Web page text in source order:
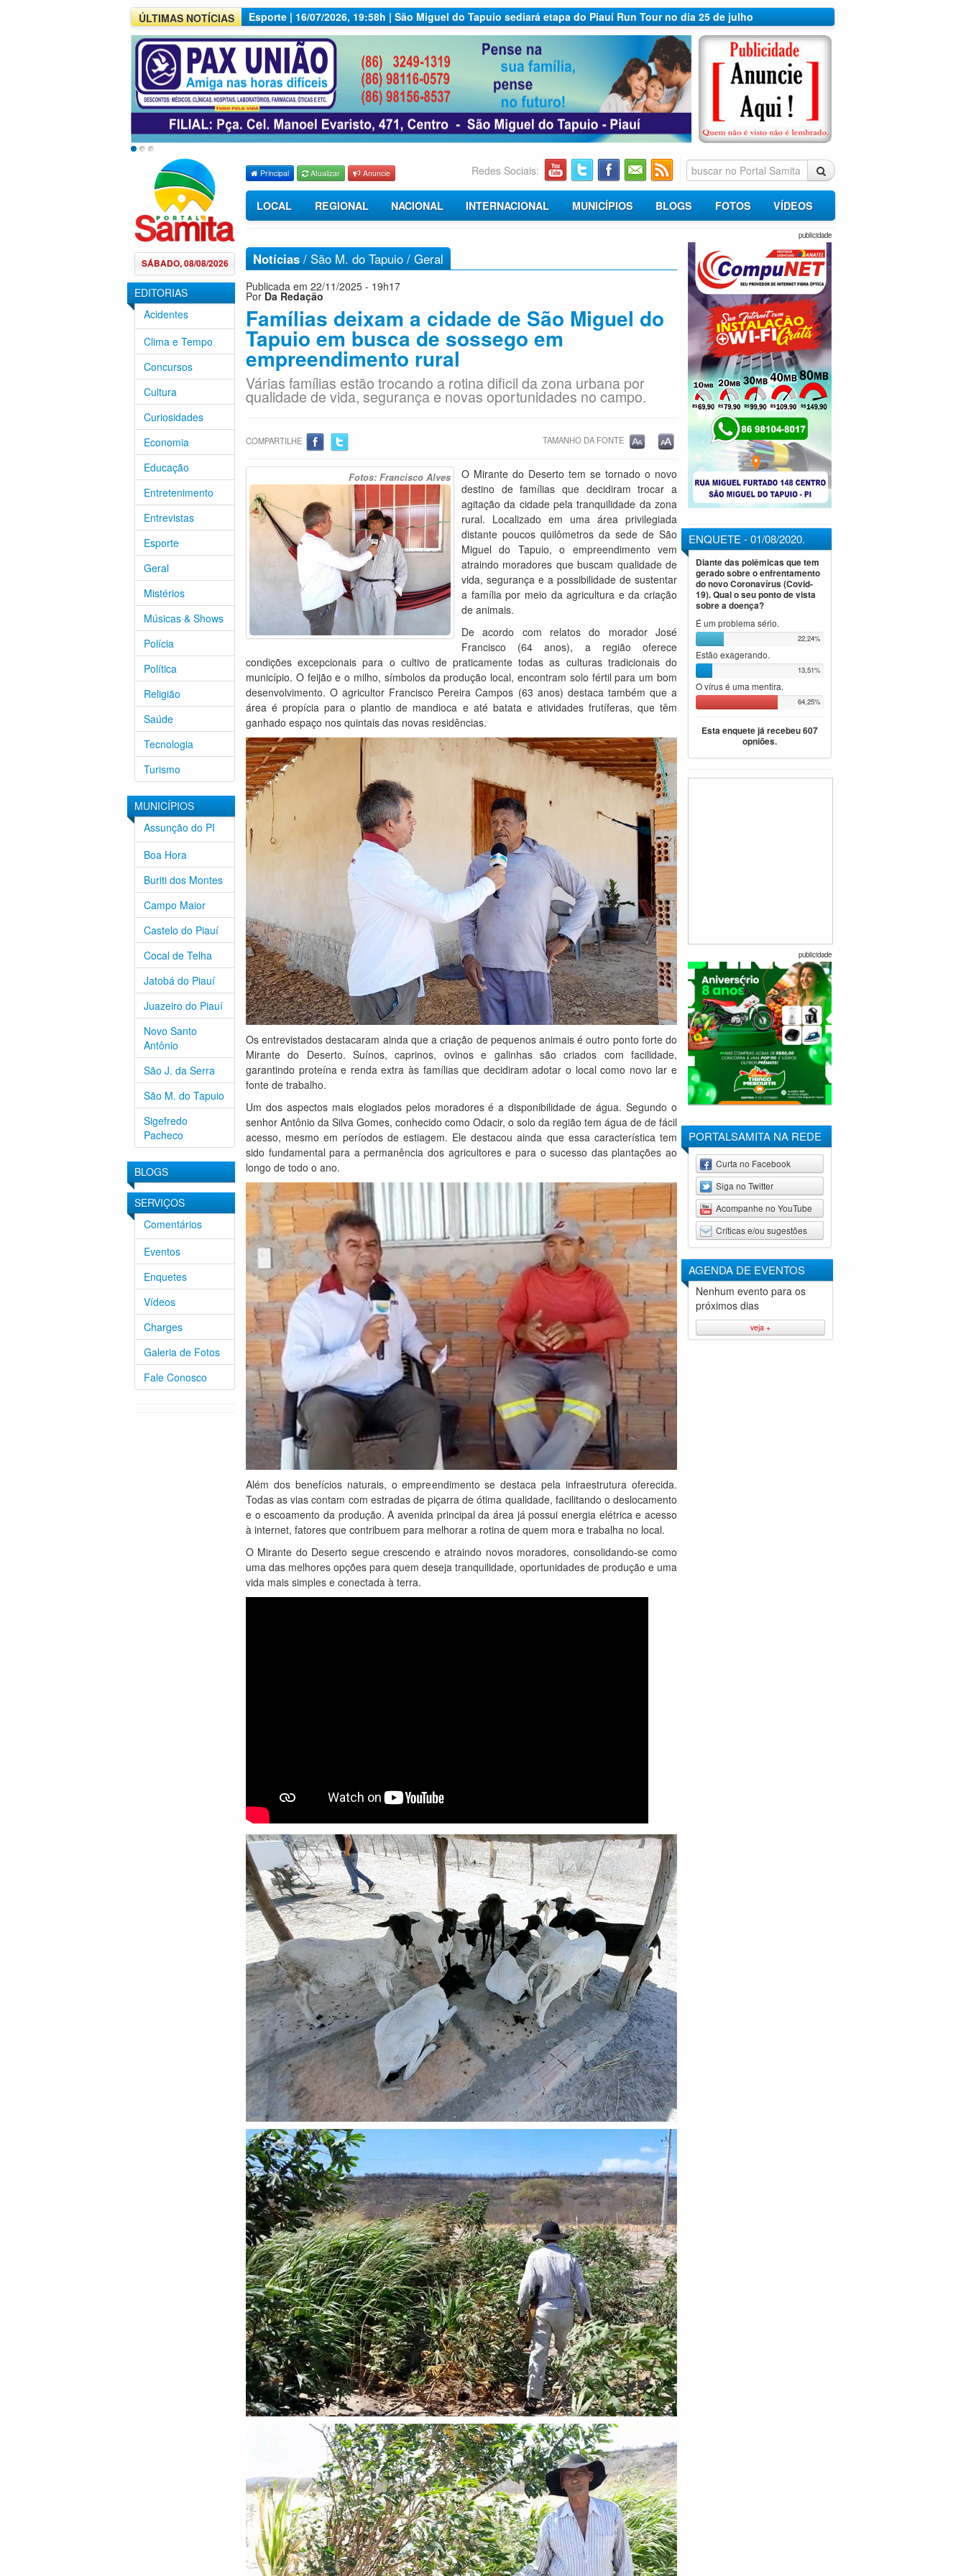
ÚLTIMAS NOTÍCIAS
Esporte | 16/07/2026, 19:58h | São Miguel do Tapuio sediará etapa do Piauí Run Tour no dia 25 de julho
Principal Atualizar Anuncie Redes Sociais:
SÁBADO, 08/08/2026
EDITORIAS
Acidentes
Clima e Tempo
Concursos
Cultura
Curiosidades
Economia
Educação
Entretenimento
Entrevistas
Esporte
Geral
Mistérios
Músicas & Shows
Polícia
Política
Religião
Saúde
Tecnologia
Turismo
MUNICÍPIOS
Assunção do PI
Boa Hora
Buriti dos Montes
Campo Maior
Castelo do Piauí
Cocal de Telha
Jatobá do Piauí
Juazeiro do Piauí
Novo Santo
Antônio
São J. da Serra
São M. do Tapuio
Sigefredo
Pacheco
BLOGS
SERVIÇOS
Comentários
Eventos
Enquetes
Vídeos
Charges
Galeria de Fotos
Fale Conosco
LOCAL REGIONAL NACIONAL INTERNACIONAL MUNICÍPIOS BLOGS FOTOS VÍDEOS
Notícias / São M. do Tapuio / Geral
Publicada em 22/11/2025 - 19h17
Por Da Redação
Famílias deixam a cidade de São Miguel do
Tapuio em busca de sossego em
empreendimento rural
Várias famílias estão trocando a rotina dificil da zona urbana por
qualidade de vida, segurança e novas oportunidades no campo.
COMPARTILHE TAMANHO DA FONTE
Fotos: Francisco Alves
O Mirante do Deserto tem se tornado o novo
destino de famílias que decidiram trocar a
agitação da cidade pela tranquilidade da zona
rural. Localizado em uma área privilegiada
distante poucos quilômetros da sede de São
Miguel do Tapuio, o empreendimento vem
atraindo moradores que buscam qualidade de
vida, segurança e a possibilidade de sustentar
a família por meio da agricultura e da criação
de animais.
De acordo com relatos do morador José
Francisco (64 anos), a região oferece
condições excepcionais para o cultivo de praticamente todas as culturas tradicionais do
município. O feijão e o milho, símbolos da produção local, encontram solo fértil para um bom
desenvolvimento. O agricultor Francisco Pereira Campos (63 anos) destaca também que a
área é propícia para o plantio de mandioca e até batata e atividades frutíferas, que têm
ganhado espaço nos quintais das novas residências.
Os entrevistados destacaram ainda que a criação de pequenos animais é outro ponto forte do
Mirante do Deserto. Suínos, caprinos, ovinos e galinhas são criados com facilidade,
garantindo proteína e renda extra às famílias que decidiram adotar o local como novo lar e
fonte de trabalho.
Um dos aspectos mais elogiados pelos moradores é a disponibilidade de água. Segundo o
senhor Antônio da Silva Gomes, conhecido como Odacir, o solo da região tem água de de fácil
acesso, mesmo em períodos de estiagem. Ele destacou ainda que essa característica tem
sido fundamental para a permanência dos agricultores e para o sucesso das plantações ao
longo de todo o ano.
Além dos benefícios naturais, o empreendimento se destaca pela infraestrutura oferecida.
Todas as vias contam com estradas de piçarra de ótima qualidade, facilitando o deslocamento
e o escoamento da produção. A avenida principal da área já possui energia elétrica e acesso
à internet, fatores que contribuem para melhorar a rotina de quem mora e trabalha no local.
O Mirante do Deserto segue crescendo e atraindo novos moradores, consolidando-se como
uma das melhores opções para quem deseja tranquilidade, oportunidades de produção e uma
vida mais simples e conectada à terra.
publicidade
ENQUETE - 01/08/2020.
Diante das polêmicas que tem
gerado sobre o enfrentamento
do novo Coronavírus (Covid-
19). Qual o seu ponto de vista
sobre a doença?
É um problema sério.
22,24%
Estão exagerando.
13,51%
O vírus é uma mentira.
64,25%
Esta enquete já recebeu 607
opniões.
publicidade
PORTALSAMITA NA REDE
Curta no Facebook
Siga no Twitter
Acompanhe no YouTube
Críticas e/ou sugestões
AGENDA DEEVENTOS
Nenhum evento para os
próximos dias
veja +